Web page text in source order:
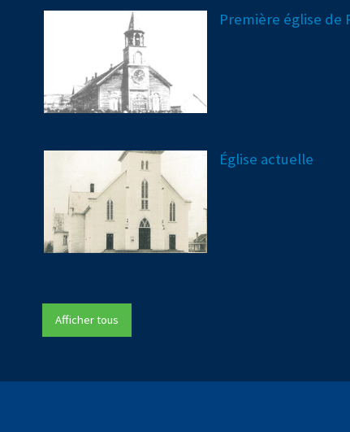
Première église de
Église actuelle
Afficher tous